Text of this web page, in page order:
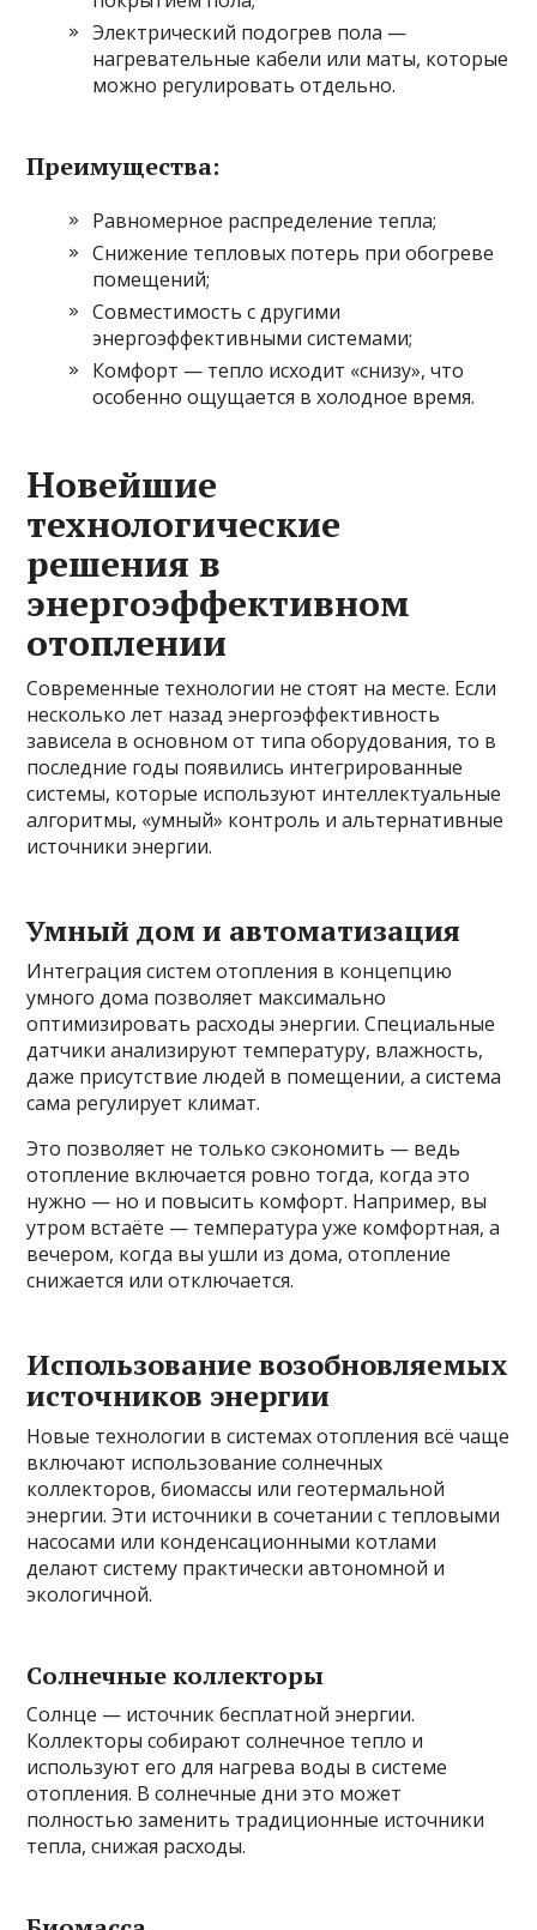
Электрический подогрев пола —
нагревательные кабели или маты, которые
можно регулировать отдельно.
Преимущества:
Равномерное распределение тепла;
Снижение тепловых потерь при обогреве
помещений;
Совместимость с другими
энергоэффективными системами;
Комфорт — тепло исходит «снизу», что
особенно ощущается в холодное время.
Новейшие
технологические
решения в
энергоэффективном
отоплении
Современные технологии не стоят на месте. Если
несколько лет назад энергоэффективность
зависела в основном от типа оборудования, то в
последние годы появились интегрированные
системы, которые используют интеллектуальные
алгоритмы, «умный» контроль и альтернативные
источники энергии.
Умный дом и автоматизация
Интеграция систем отопления в концепцию
умного дома позволяет максимально
оптимизировать расходы энергии. Специальные
датчики анализируют температуру, влажность,
даже присутствие людей в помещении, а система
сама регулирует климат.
Это позволяет не только сэкономить — ведь
отопление включается ровно тогда, когда это
нужно — но и повысить комфорт. Например, вы
утром встаёте — температура уже комфортная, а
вечером, когда вы ушли из дома, отопление
снижается или отключается.
Использование возобновляемых
источников энергии
Новые технологии в системах отопления всё чаще
включают использование солнечных
коллекторов, биомассы или геотермальной
энергии. Эти источники в сочетании с тепловыми
насосами или конденсационными котлами
делают систему практически автономной и
экологичной.
Солнечные коллекторы
Солнце — источник бесплатной энергии.
Коллекторы собирают солнечное тепло и
используют его для нагрева воды в системе
отопления. В солнечные дни это может
полностью заменить традиционные источники
тепла, снижая расходы.